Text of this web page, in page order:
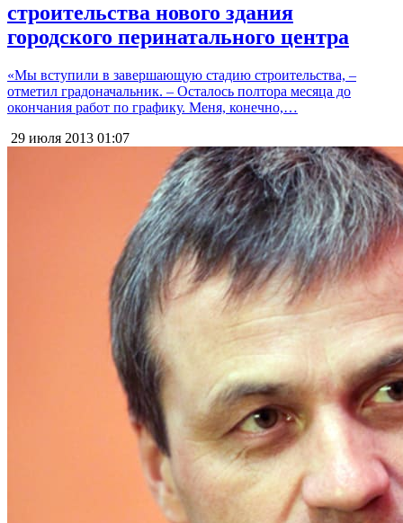
строительства нового здания
городского перинатального центра
«Мы вступили в завершающую стадию строительства, –
отметил градоначальник. – Осталось полтора месяца до
окончания работ по графику. Меня, конечно,…
29 июля 2013 01:07